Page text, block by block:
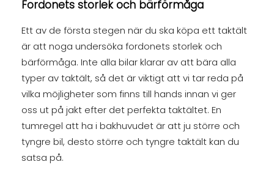
Fordonets storlek och bärförmåga
Ett av de första stegen när du ska köpa ett taktält
är att noga undersöka fordonets storlek och
bärförmåga. Inte alla bilar klarar av att bära alla
typer av taktält, så det är viktigt att vi tar reda på
vilka möjligheter som finns till hands innan vi ger
oss ut på jakt efter det perfekta taktältet. En
tumregel att ha i bakhuvudet är att ju större och
tyngre bil, desto större och tyngre taktält kan du
satsa på.